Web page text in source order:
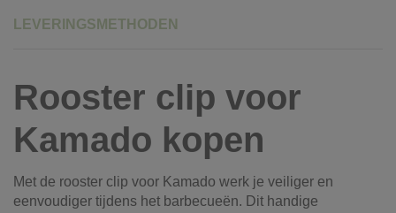
LEVERINGSMETHODEN
Rooster clip voor
Kamado kopen
Met de rooster clip voor Kamado werk je veiliger en
eenvoudiger tijdens het barbecueën. Dit handige